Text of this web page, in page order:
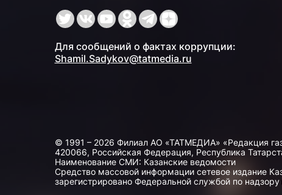
Для сообщений о фактах коррупции:
Shamil.Sadykov@tatmedia.ru
© 1991 – 2026 Филиал АО «ТАТМЕДИА» «Редакция
420066, Российская Федерация, Республика
Наименование СМИ: Казанские ведомости
Средство массовой информации сетевое издание
зарегистрировано Федеральной службой по